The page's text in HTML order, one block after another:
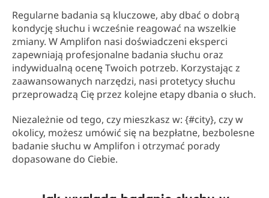
Regularne badania są kluczowe, aby dbać o dobrą
kondycję słuchu i wcześnie reagować na wszelkie
zmiany. W Amplifon nasi doświadczeni eksperci
zapewniają profesjonalne badania słuchu oraz
indywidualną ocenę Twoich potrzeb. Korzystając z
zaawansowanych narzędzi, nasi protetycy słuchu
przeprowadzą Cię przez kolejne etapy dbania o słuch.
Niezależnie od tego, czy mieszkasz w: {#city}, czy w
okolicy, możesz umówić się na bezpłatne, bezbolesne
badanie słuchu w Amplifon i otrzymać porady
dopasowane do Ciebie.